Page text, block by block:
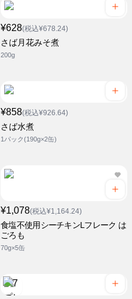
¥628(税込¥678.24)
さば月花みそ煮
200g
¥858(税込¥926.64)
さば水煮
1パック(190g×2缶)
¥1,078(税込¥1,164.24)
食塩不使用シーチキンLフレーク は
ごろも
70g×5缶